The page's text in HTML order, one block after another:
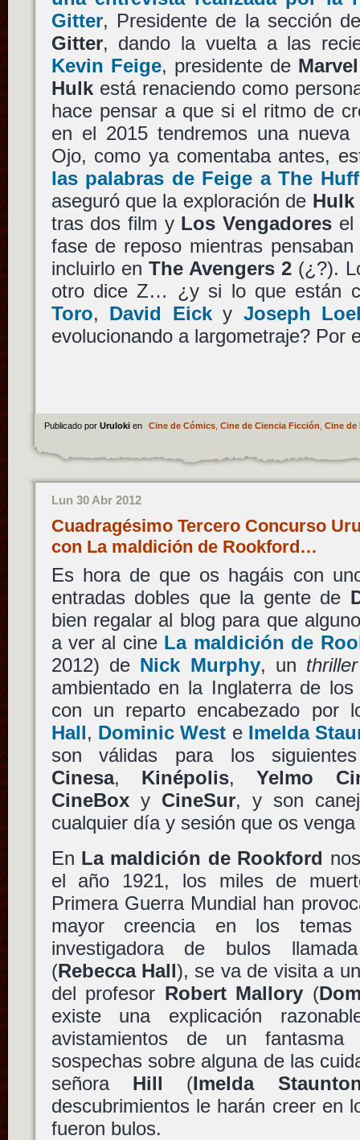
Gitter, Presidente de la sección
Gitter, dando la vuelta a las
Kevin Feige, presidente de
Hulkestá renaciendo como
hace pensar a que si el ritmo de
en el 2015 tendremos una nueva
Ojo, como ya comentaba antes,
las palabras de Feige a The
aseguró que la exploración de Hulk
tras dos film y Los Vengadores el
fase de reposo mientras
incluirlo en The Avengers 2(¿?).
otro dice Z… ¿y si lo que están
Toro, David Eicky Joseph
evolucionando a largometraje? Por
Publicado por Uruloki en Cine de Cómics, Cine de Ciencia Ficción Cine de
Lun 30 Abr 2012
Cuadragésimo Tercero Concurso
con La maldición de Rookford…
Es hora de que os hagáis con
entradas dobles que la gente de
bien regalar al blog para que
a ver al cine La maldición de
2012) de Nick Murphy, un thriller
ambientado en la Inglaterra de
con un reparto encabezado por
Hall, Dominic West e Imelda
son válidas para los
Cinesa, Kinépolis,Yelmo
CineBoxy CineSur, y son
cualquier día y sesión que os
En La maldición de Rookford
el año 1921, los miles de
Primera Guerra Mundial han
mayor creencia en los temas
investigadora de bulos
(Rebecca Hall), se va de visita a
del profesor Robert Mallory (
existe una explicación
avistamientos de un
sospechas sobre alguna de las
señora Hill (Imelda
descubrimientos le harán creer en
fueron bulos.